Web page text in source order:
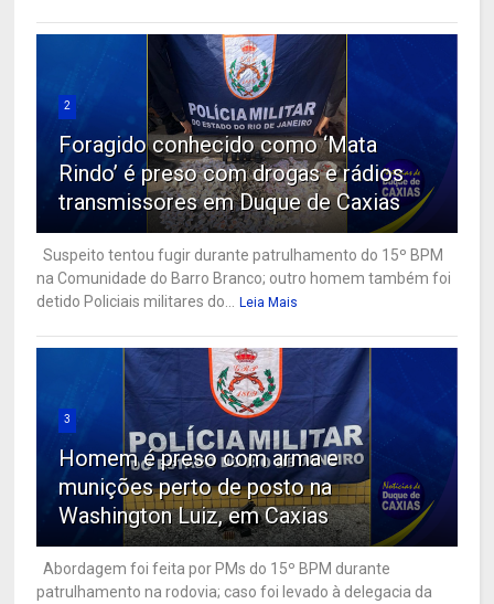
2
Foragido conhecido como ‘Mata
Rindo’ é preso com drogas e rádios
transmissores em Duque de Caxias
Suspeito tentou fugir durante patrulhamento do 15º BPM
na Comunidade do Barro Branco; outro homem também foi
detido Policiais militares do...
Leia Mais
3
Homem é preso com arma e
munições perto de posto na
Washington Luiz, em Caxias
Abordagem foi feita por PMs do 15º BPM durante
patrulhamento na rodovia; caso foi levado à delegacia da